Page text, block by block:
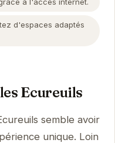
d'espaces adaptés
Ecureuils
semble avoir
unique. Loin